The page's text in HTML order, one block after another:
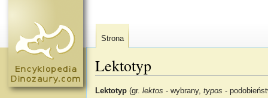
Lektotyp
Lektotyp (gr.lektos - wybrany,typos -
Strona